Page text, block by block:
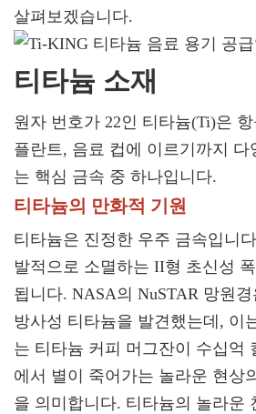
살펴보겠습니다.
티타늄 소재
원자 번호가 22인 티타늄(Ti)은
플란트, 음료 컵에 이르기까지 다
는 핵심 금속 중 하나입니다.
티타늄의 만화적 기원
티타늄은 진정한 우주 금속입니
발적으로 소멸하는 II형 초신성
됩니다. NASA의 NuSTAR 망원
방사성 티타늄을 발견했는데, 이
는 티타늄 커피 머그잔이 수십억
에서 별이 죽어가는 놀라운 현상
을 의미합니다. 티타늄의 놀라운